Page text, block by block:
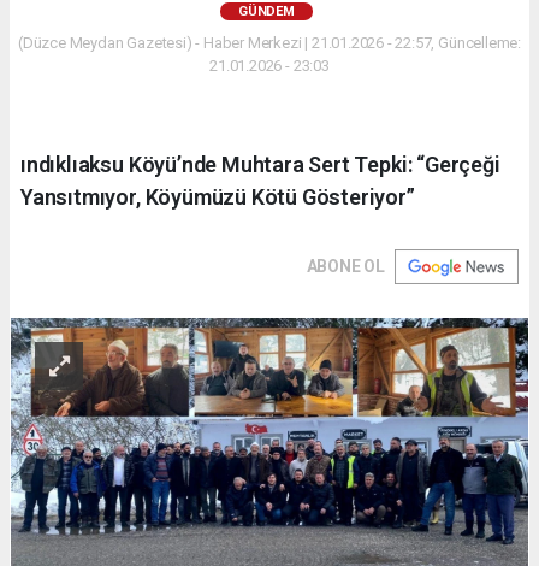
GÜNDEM
(Düzce Meydan Gazetesi) - Haber Merkezi | 21.01.2026 - 22:57, Güncelleme:
21.01.2026 - 23:03
ındıklıaksu Köyü’nde Muhtara Sert Tepki: “Gerçeği
Yansıtmıyor, Köyümüzü Kötü Gösteriyor”
ABONE OL